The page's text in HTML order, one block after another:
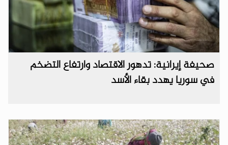
صحيفة إيرانية: تدهور الاقتصاد وارتفاع التضخم
في سوريا يهدد بقاء الأسد